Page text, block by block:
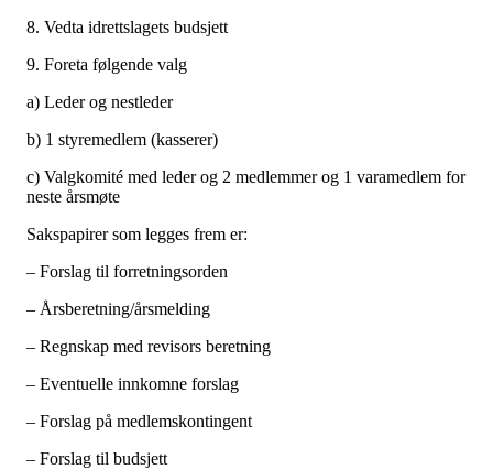
8. Vedta idrettslagets budsjett
9. Foreta følgende valg
a) Leder og nestleder
b) 1 styremedlem (kasserer)
c) Valgkomité med leder og 2 medlemmer og 1 varamedlem for
neste årsmøte
Sakspapirer som legges frem er:
– Forslag til forretningsorden
– Årsberetning/årsmelding
– Regnskap med revisors beretning
– Eventuelle innkomne forslag
– Forslag på medlemskontingent
– Forslag til budsjett